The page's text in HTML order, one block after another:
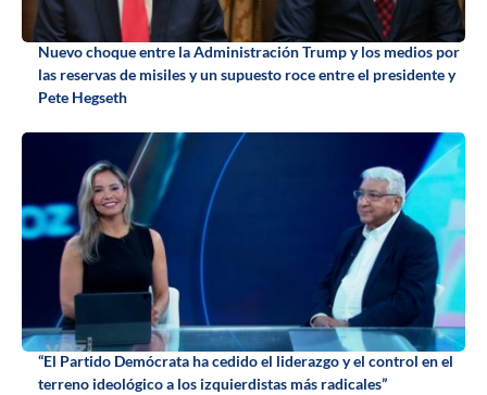
Nuevo choque entre la Administración Trump y los medios por
las reservas de misiles y un supuesto roce entre el presidente y
Pete Hegseth
“El Partido Demócrata ha cedido el liderazgo y el control en el
terreno ideológico a los izquierdistas más radicales”